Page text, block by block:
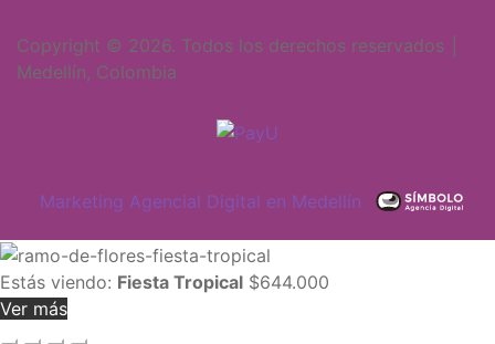
Copyright © 2026. Todos los derechos reservados │
Medellín, Colombia
Marketing Agencial Digital en Medellín
Estás viendo: Fiesta Tropical $644.000
Ver más